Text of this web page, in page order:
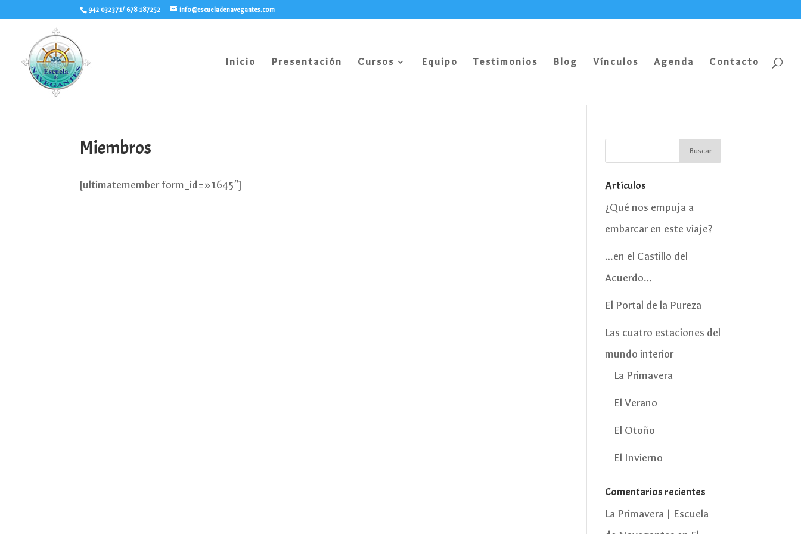
942 032371/ 678 187252 info@escueladenavegantes.com
Inicio Presentación Cursos Equipo Testimonios Blog Vínculos Agenda Contacto
Miembros
[ultimatemember form_id=»1645″] Artículos
¿Qué nos empuja a
embarcar en este viaje?
…en el Castillo del
Acuerdo…
El Portal de la Pureza
Las cuatro estaciones del
mundo interior
La Primavera
El Verano
El Otoño
El Invierno
Comentarios recientes
La Primavera | Escuela